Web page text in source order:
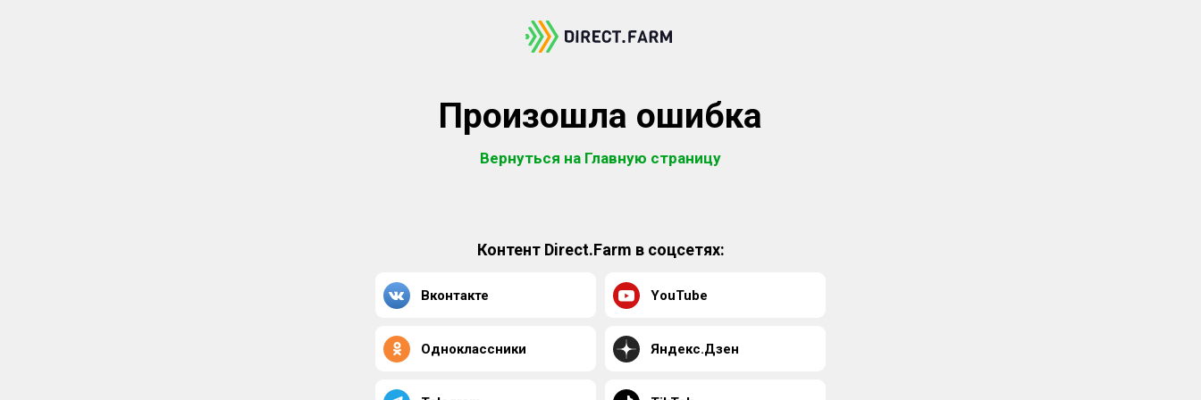
Произошла ошибка
Вернуться на Главную страницу
Контент Direct.Farm в соцсетях:
Вконтакте YouTube
Одноклассники Яндекс.Дзен